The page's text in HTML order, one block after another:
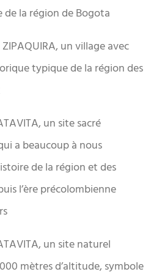
la région de Bogota
ZIPAQUIRA, un village avec
typique de la région des
un site sacré
a beaucoup à nous
de la région et des
l’ère précolombienne
un site naturel
mètres d’altitude, symbole